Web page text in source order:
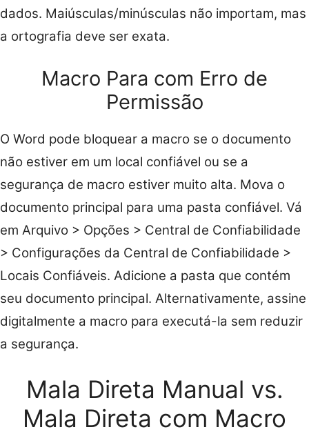
dados. Maiúsculas/minúsculas não importam, mas
a ortografia deve ser exata.
Macro Para com Erro de
Permissão
O Word pode bloquear a macro se o documento
não estiver em um local confiável ou se a
segurança de macro estiver muito alta. Mova o
documento principal para uma pasta confiável. Vá
em Arquivo > Opções > Central de Confiabilidade
> Configurações da Central de Confiabilidade >
Locais Confiáveis. Adicione a pasta que contém
seu documento principal. Alternativamente, assine
digitalmente a macro para executá-la sem reduzir
a segurança.
Mala Direta Manual vs.
Mala Direta com Macro